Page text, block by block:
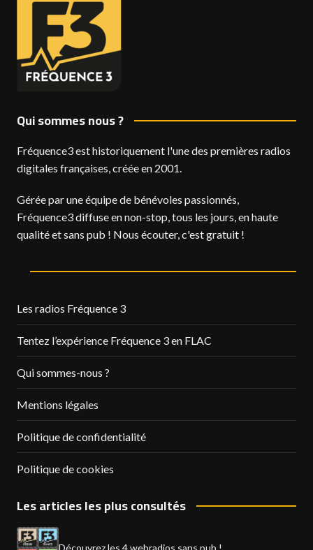
Qui sommes nous ?
Fréquence3 est historiquement l'une des premières radios
digitales françaises, créée en 2001.
Gérée par une équipe de bénévoles passionnés,
Fréquence3 diffuse en non-stop, tous les jours, en haute
qualité et sans pub ! Nous écouter, c'est gratuit !
Les radios Fréquence 3
Tentez l’expérience Fréquence 3 en FLAC
Qui sommes-nous ?
Mentions légales
Politique de confidentialité
Politique de cookies
Les articles les plus consultés
Découvrez les 4 webradios sans pub !